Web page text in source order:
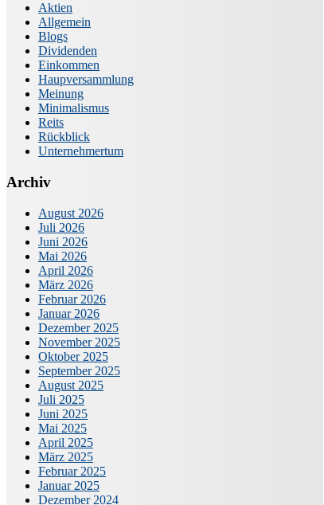
Aktien
Allgemein
Blogs
Dividenden
Einkommen
Haupversammlung
Meinung
Minimalismus
Reits
Rückblick
Unternehmertum
Archiv
August 2026
Juli 2026
Juni 2026
Mai 2026
April 2026
März 2026
Februar 2026
Januar 2026
Dezember 2025
November 2025
Oktober 2025
September 2025
August 2025
Juli 2025
Juni 2025
Mai 2025
April 2025
März 2025
Februar 2025
Januar 2025
Dezember 2024